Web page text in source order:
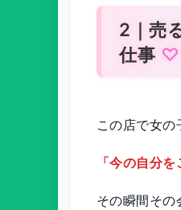
2｜売
仕事
この店で女の
「今の自分
その瞬間その